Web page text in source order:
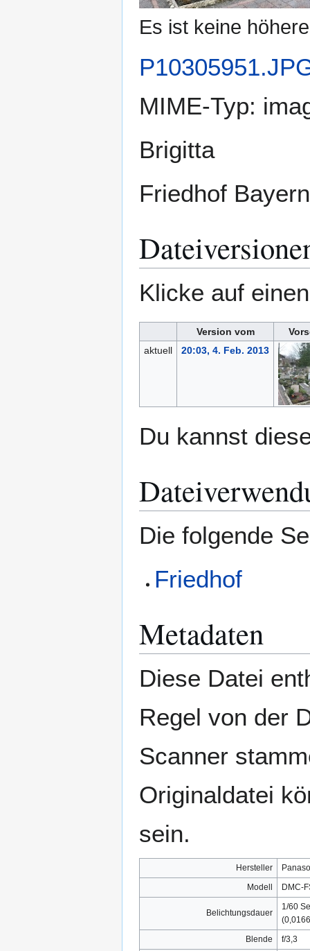
Es ist keine
MIME-Typ:
Brigitta
Friedhof Bayern
Klicke auf
Version vom
aktuell
20:03, 4. Feb. 2013
Du kannst
Die folgende
Friedhof
Metadaten
Diese Datei
Regel von der
Scanner
Originaldatei
sein.
Hersteller
Modell
DMC-
Belichtungsdauer
1/60
Blende
f/3,3